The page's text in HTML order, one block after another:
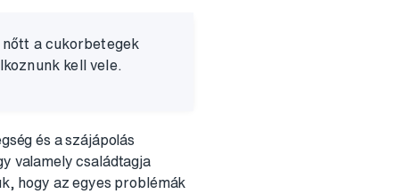
a cukorbetegek
kell vele.
és a szájápolás
valamely családtagja
hogy az egyes problémák